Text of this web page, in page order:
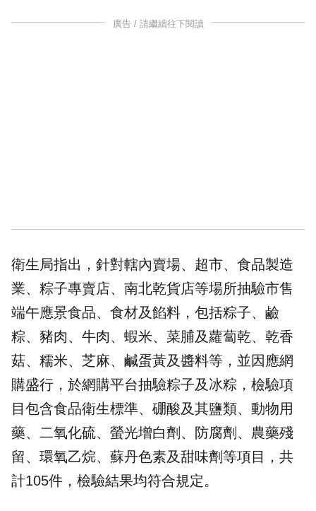
廣告 / 請繼續往下閱讀
衛生局指出，針對轄內賣場、超市、食品製造
業、粽子專賣店、南北乾貨店等場所抽驗市售
端午應景食品、食材及餡料，包括粽子、鹼
粽、豬肉、牛肉、蝦米、菜脯及蘿蔔乾、乾香
菇、糯米、芝麻、鹹蛋黃及醬料等，並因應網
購盛行，於網購平台抽驗粽子及冰粽，檢驗項
目包含食品衛生標準、硼酸及其鹽類、動物用
藥、二氧化硫、螢光增白劑、防腐劑、農藥殘
留、環氧乙烷、蘇丹色素及甜味劑等項目，共
計105件，檢驗結果均符合規定。